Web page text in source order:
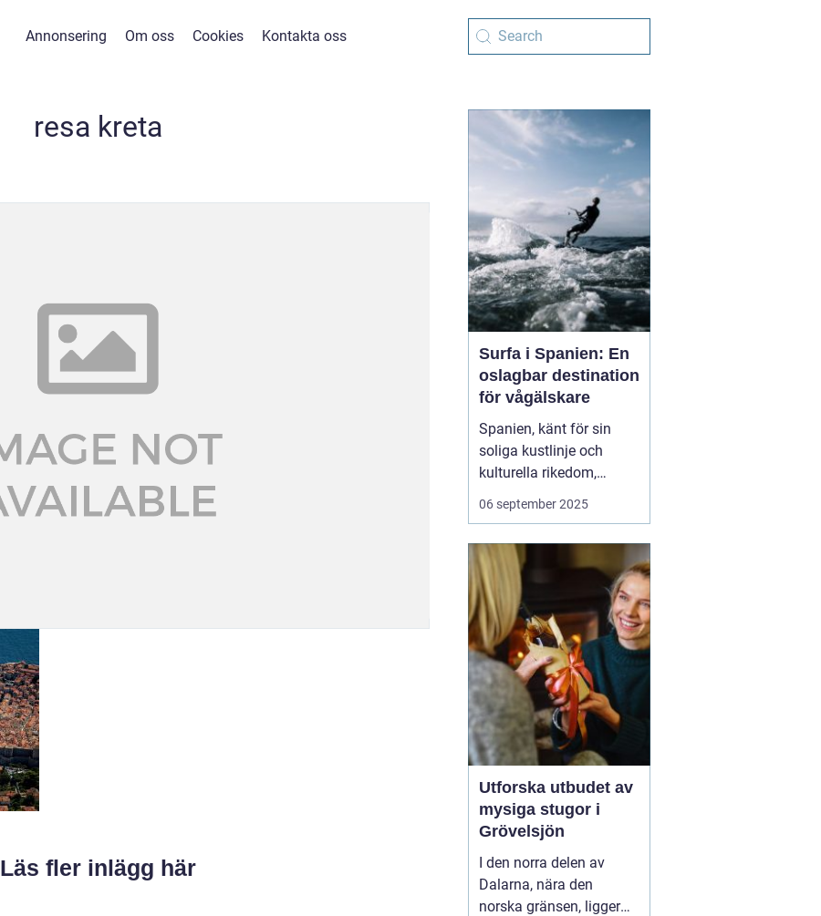
Annonsering Om oss Cookies Kontakta oss
resa kreta
Läs fler inlägg här
Surfa i Spanien: En
oslagbar destination
för vågälskare
Spanien, känt för sin
soliga kustlinje och
kulturella rikedom,
erbjuder också
fantastiska möjligheter
brusande Atlanten till det
lugnare Medelhavet,
Spanien lockar surfare
från hela vär...
06 september 2025
Utforska utbudet av
mysiga stugor i
Grövelsjön
I den norra delen av
Dalarna, nära den
norska gränsen, ligger